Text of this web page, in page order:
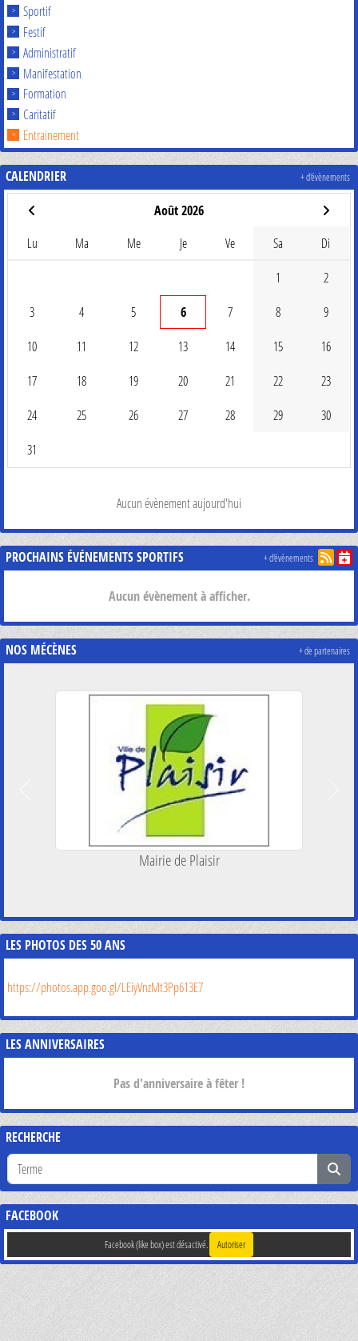
Sportif
Festif
Administratif
Manifestation
Formation
Caritatif
Entrainement
CALENDRIER
Août 2026
Lu Ma Me Je Ve Sa Di
1 2
3 4 5 6 7 8 9
10 11 12 13 14 15 16
17 18 19 20 21 22 23
24 25 26 27 28 29 30
31
Aucun évènement aujourd'hui
+ d'évènements
PROCHAINS ÉVÉNEMENTS SPORTIFS
Aucun évènement à afficher.
+ d'évènements
NOS MÉCÈNES
Mairie de Plaisir
+ de partenaires
LES PHOTOS DES 50 ANS
https://photos.app.goo.gl/LEiyVnzMt3Pp613E7
LES ANNIVERSAIRES
Pas d'anniversaire à fêter !
RECHERCHE
FACEBOOK
Facebook (like box) est désactivé. Autoriser